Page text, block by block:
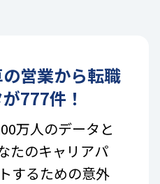
の営業から転職
777件！
万人のデータと
たのキャリアパ
するための意外